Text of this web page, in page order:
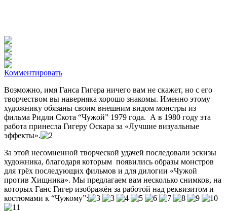
Комментировать
Возможно, имя Ганса Гигера ничего вам не скажет, но с его
творчеством вы наверняка хорошо знакомы. Именно этому
художнику обязаны своим внешним видом монстры из
фильма Ридли Скота “Чужой” 1979 года. А в 1980 году эта
работа принесла Гигеру Оскара за «Лучшие визуальные
эффекты».
За этой несомненной творческой удачей последовали эскизы
художника, благодаря которым появились образы монстров
для трёх последующих фильмов и для дилогии «Чужой
против Хищника». Мы предлагаем вам несколько снимков, на
которых Ганс Гигер изображён за работой над реквизитом и
костюмами к “Чужому”: